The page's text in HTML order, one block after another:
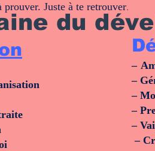
prouver. Juste à te retrouver.
du
–
–
–
–
–
–